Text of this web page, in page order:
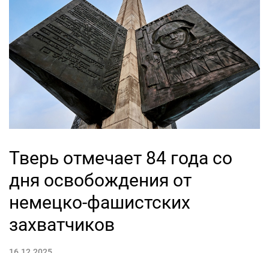
Тверь отмечает 84 года со
дня освобождения от
немецко-фашистских
захватчиков